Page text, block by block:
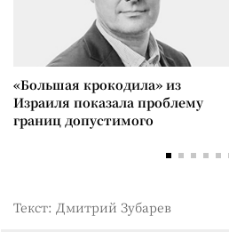
«Большая крокодила» из
Израиля показала проблему
границ допустимого
Текст: Дмитрий Зубарев